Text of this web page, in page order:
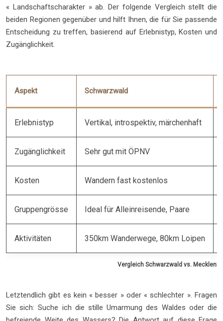
« Landschaftscharakter » ab. Der folgende Vergleich stellt die
beiden Regionen gegenüber und hilft Ihnen, die für Sie passende
Entscheidung zu treffen, basierend auf Erlebnistyp, Kosten und
Zugänglichkeit.
Vergleich Schwarzwald vs.
Aspekt Schwarzwald
Erlebnistyp Vertikal, introspektiv, märchenhaft
Zugänglichkeit Sehr gut mit ÖPNV
Kosten Wandern fast kostenlos
Gruppengrösse Ideal für Alleinreisende, Paare
Aktivitäten 350km Wanderwege, 80km Loipen
Letztendlich gibt es kein « besser » oder « schlechter ». Fragen
Sie sich: Suche ich die stille Umarmung des Waldes oder die